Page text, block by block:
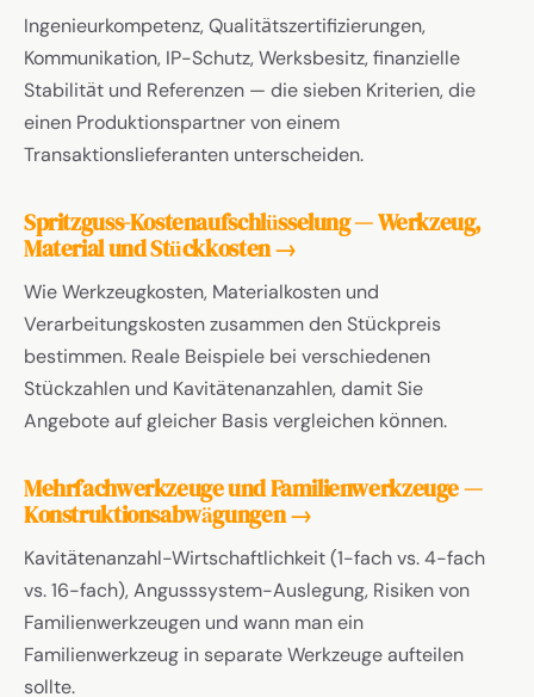
Ingenieurkompetenz, Qualitätszertifizierungen,
Kommunikation, IP-Schutz, Werksbesitz, finanzielle
Stabilität und Referenzen — die sieben Kriterien, die
einen Produktionspartner von einem
Transaktionslieferanten unterscheiden.
Spritzguss-Kostenaufschlüsselung — Werkzeug,
Material und Stückkosten →
Wie Werkzeugkosten, Materialkosten und
Verarbeitungskosten zusammen den Stückpreis
bestimmen. Reale Beispiele bei verschiedenen
Stückzahlen und Kavitätenanzahlen, damit Sie
Angebote auf gleicher Basis vergleichen können.
Mehrfachwerkzeuge und Familienwerkzeuge —
Konstruktionsabwägungen →
Kavitätenanzahl-Wirtschaftlichkeit (1-fach vs. 4-fach
vs. 16-fach), Angusssystem-Auslegung, Risiken von
Familienwerkzeugen und wann man ein
Familienwerkzeug in separate Werkzeuge aufteilen
sollte.